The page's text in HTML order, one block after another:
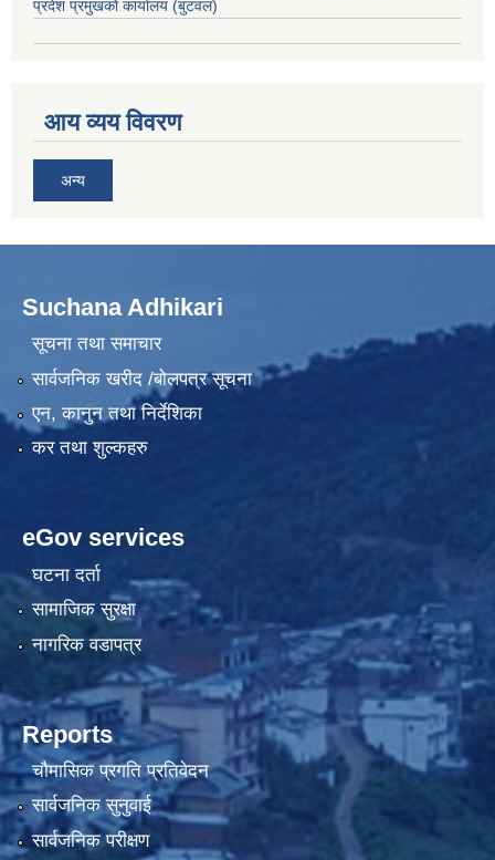
प्रदेश प्रमुखकाे कार्यालय (बुटवल)
आय व्यय विवरण
अन्य
Suchana Adhikari
सूचना तथा समाचार
सार्वजनिक खरीद /बोलपत्र सूचना
एन, कानुन तथा निर्देशिका
कर तथा शुल्कहरु
eGov services
घटना दर्ता
सामाजिक सुरक्षा
नागरिक वडापत्र
Reports
चौमासिक प्रगति प्रतिवेदन
सार्वजनिक सुनुवाई
सार्वजनिक परीक्षण